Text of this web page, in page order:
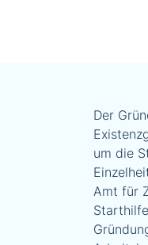
Der
um die
Amt für